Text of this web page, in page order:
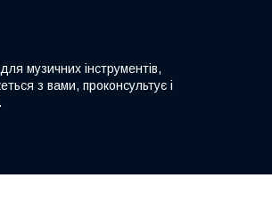
музичних інструментів,
з вами, проконсультує і